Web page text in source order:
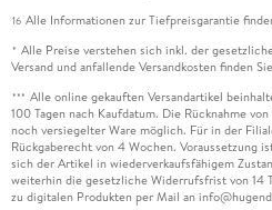
16 Alle Informationen zur Tiefpreisgarantie
* Alle Preise verstehen sich inkl. der
Versand und anfallende Versandkosten finden Sie
*** Alle online gekauften Versandartikel
100 Tagen nach Kaufdatum. Die Rücknahme
noch versiegelter Ware möglich. Für in der
Rückgaberecht von 4 Wochen. Voraussetzung
sich der Artikel in wiederverkaufsfähigem
weiterhin die gesetzliche Widerrufsfrist von 14
zu digitalen Produkten per Mail an